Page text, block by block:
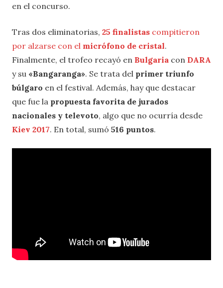
en el concurso.
Tras dos eliminatorias, 25 finalistas compitieron
por alzarse con el micrófono de cristal.
Finalmente, el trofeo recayó en Bulgaria con DARA
y su «Bangaranga». Se trata del primer triunfo
búlgaro en el festival. Además, hay que destacar
que fue la propuesta favorita de jurados
nacionales y televoto, algo que no ocurría desde
Kiev 2017. En total, sumó 516 puntos.